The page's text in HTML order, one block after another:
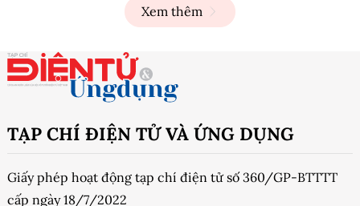
Xem thêm
TẠP CHÍ ĐIỆN TỬ VÀ ỨNG DỤNG
Giấy phép hoạt động tạp chí điện tử số 360/GP-BTTTT
cấp ngày 18/7/2022